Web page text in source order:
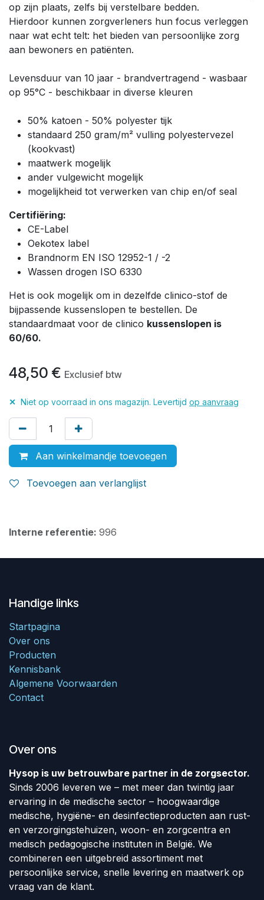
op zijn plaats, zelfs bij verstelbare bedden.
Hierdoor kunnen zorgverleners hun focus verleggen
naar wat echt telt: het bieden van persoonlijke zorg
aan bewoners en patiënten.
Levensduur van 10 jaar - brandvertragend - wasbaar
op 95°C - beschikbaar in diverse kleuren
50% katoen - 50% polyester tijk
standaard 250 gram/m² vulling polyestervezel
(kookvast)
maatwerk mogelijk
ander vulgewicht mogelijk
mogelijkheid tot verwerken van chip en/of seal
Certifiëring:
CE-Label
Oekotex label
Brandnorm EN ISO 12952-1 / -2
Wassen drogen ISO 6330
Het is ook mogelijk om in dezelfde clinico-stof de
bijpassende kussenslopen te bestellen. De
standaardmaat voor de clinico kussenslopen is
60/60.
48,50 € Exclusief btw
✕ Niet op voorraad in ons magazijn. Levertijd op aanvraag
Aan winkelmandje toevoegen
Toevoegen aan verlanglijst
Interne referentie: 996
Handige links
Startpagina
Over ons
Producten
Kennisbank
Algemene Voorwaarden
Contact
Over ons
Hysop is uw betrouwbare partner in de zorgsector.
Sinds 2006 leveren we – met meer dan twintig jaar
ervaring in de medische sector – hoogwaardige
medische, hygiëne- en desinfectieproducten aan rust-
en verzorgingstehuizen, woon- en zorgcentra en
medisch pedagogische instituten in België. We
combineren een uitgebreid assortiment met
persoonlijke service, snelle levering en maatwerk op
vraag van de klant.